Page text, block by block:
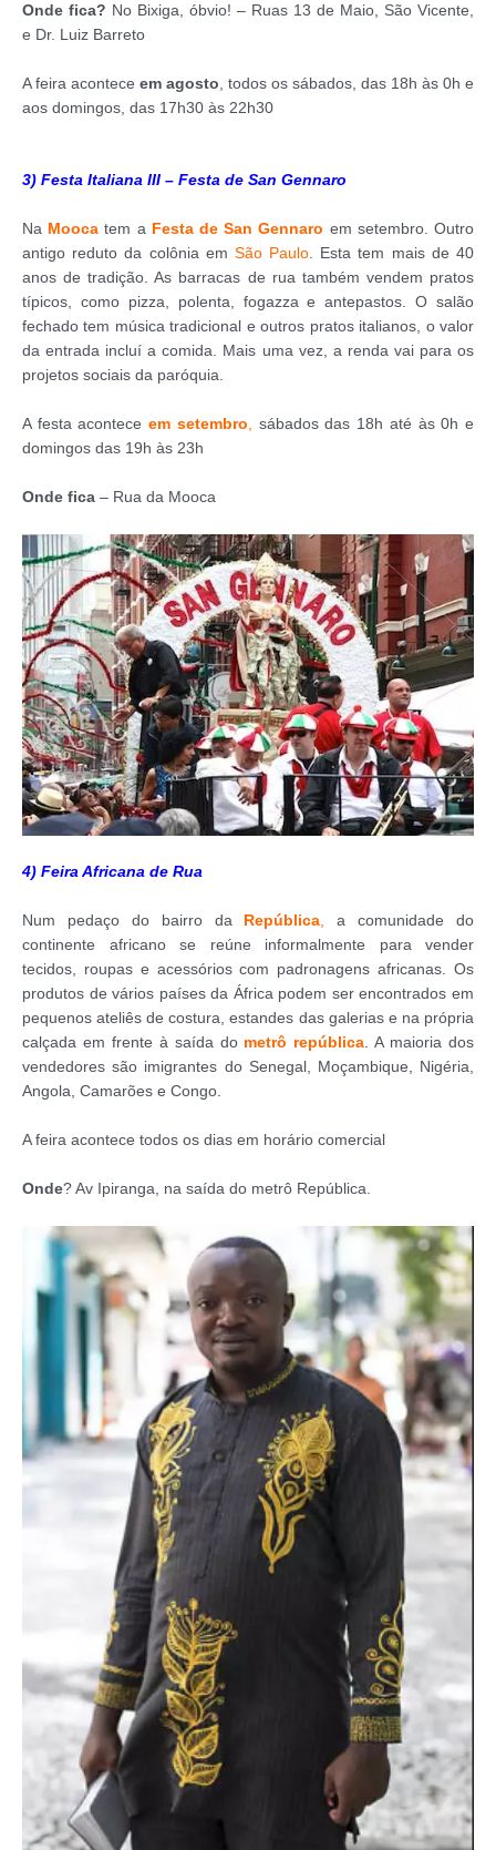
Onde fica? No Bixiga, óbvio! – Ruas 13 de Maio, São Vicente,
e Dr. Luiz Barreto
A feira acontece em agosto , todos os sábados, das 18h às 0h e
aos domingos, das 17h30 às 22h30
3) Festa Italiana III – Festa de San Gennaro
Na Mooca tem a Festa de San Gennaro em setembro. Outro
antigo reduto da colônia em São Paulo. Esta tem mais de 40
anos de tradição. As barracas de rua também vendem pratos
típicos, como pizza, polenta, fogazza e antepastos. O salão
fechado tem música tradicional e outros pratos italianos, o valor
da entrada incluí a comida. Mais uma vez, a renda vai para os
projetos sociais da paróquia.
A festa aconteceem setembro, sábados das 18h até às 0h e
domingos das 19h às 23h
Onde fica – Rua da Mooca
4) Feira Africana de Rua
Num pedaço do bairro da República
a comunidade do
continente africano se reúne informalmente para vender
tecidos, roupas e acessórios com padronagens africanas. Os
produtos de vários países da África podem ser encontrados em
pequenos ateliês de costura, estandes das galerias e na própria
calçada em frente à saída do metrô república . A maioria dos
vendedores são imigrantes do Senegal, Moçambique, Nigéria,
Angola, Camarões e Congo.
A feira acontece todos os dias em horário comercial
Onde? Av Ipiranga, na saída do metrô República.